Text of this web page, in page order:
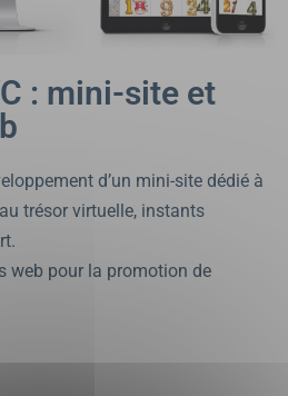
: mini-site et
d’un mini-site dédié à
trésor virtuelle, instants
web pour la promotion de